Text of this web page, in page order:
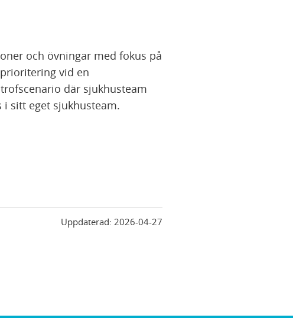
och övningar med fokus på
vid en
där sjukhusteam
sitt eget sjukhusteam.
Uppdaterad:2026-04-27